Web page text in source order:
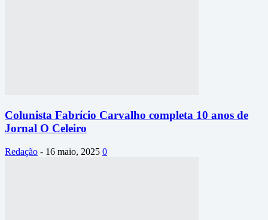
Colunista Fabrício Carvalho completa 10 anos de
Jornal O Celeiro
Redação - 16 maio, 2025 0